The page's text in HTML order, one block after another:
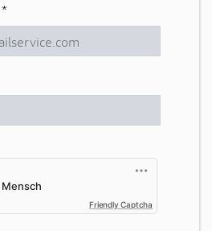
*
Friendly Captcha